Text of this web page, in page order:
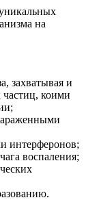
на
захватывая и
коими
интерферонов;
воспаления;